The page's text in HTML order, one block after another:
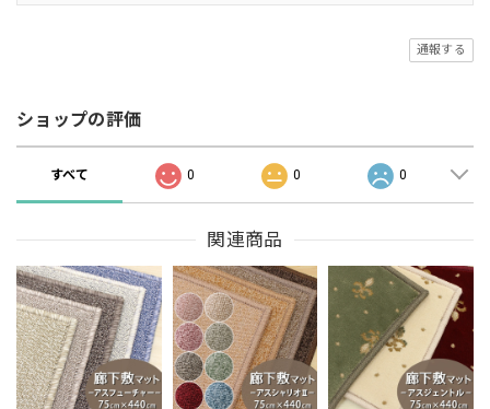
通報する
ショップの評価
すべて 0 0 0
関連商品